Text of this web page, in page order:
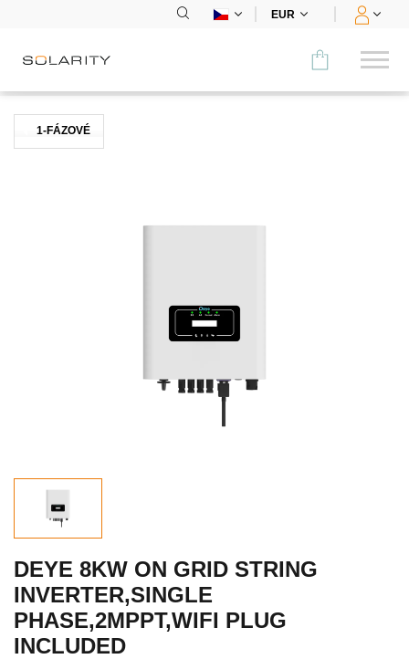
EUR
Porovnat
MENU
KONTAKTY
UŽIVATELSKÉ MENU
Menu
Přihlášení
1-FÁZOVÉ
DEYE 8KW ON GRID STRING
INVERTER,SINGLE
PHASE,2MPPT,WIFI PLUG
INCLUDED